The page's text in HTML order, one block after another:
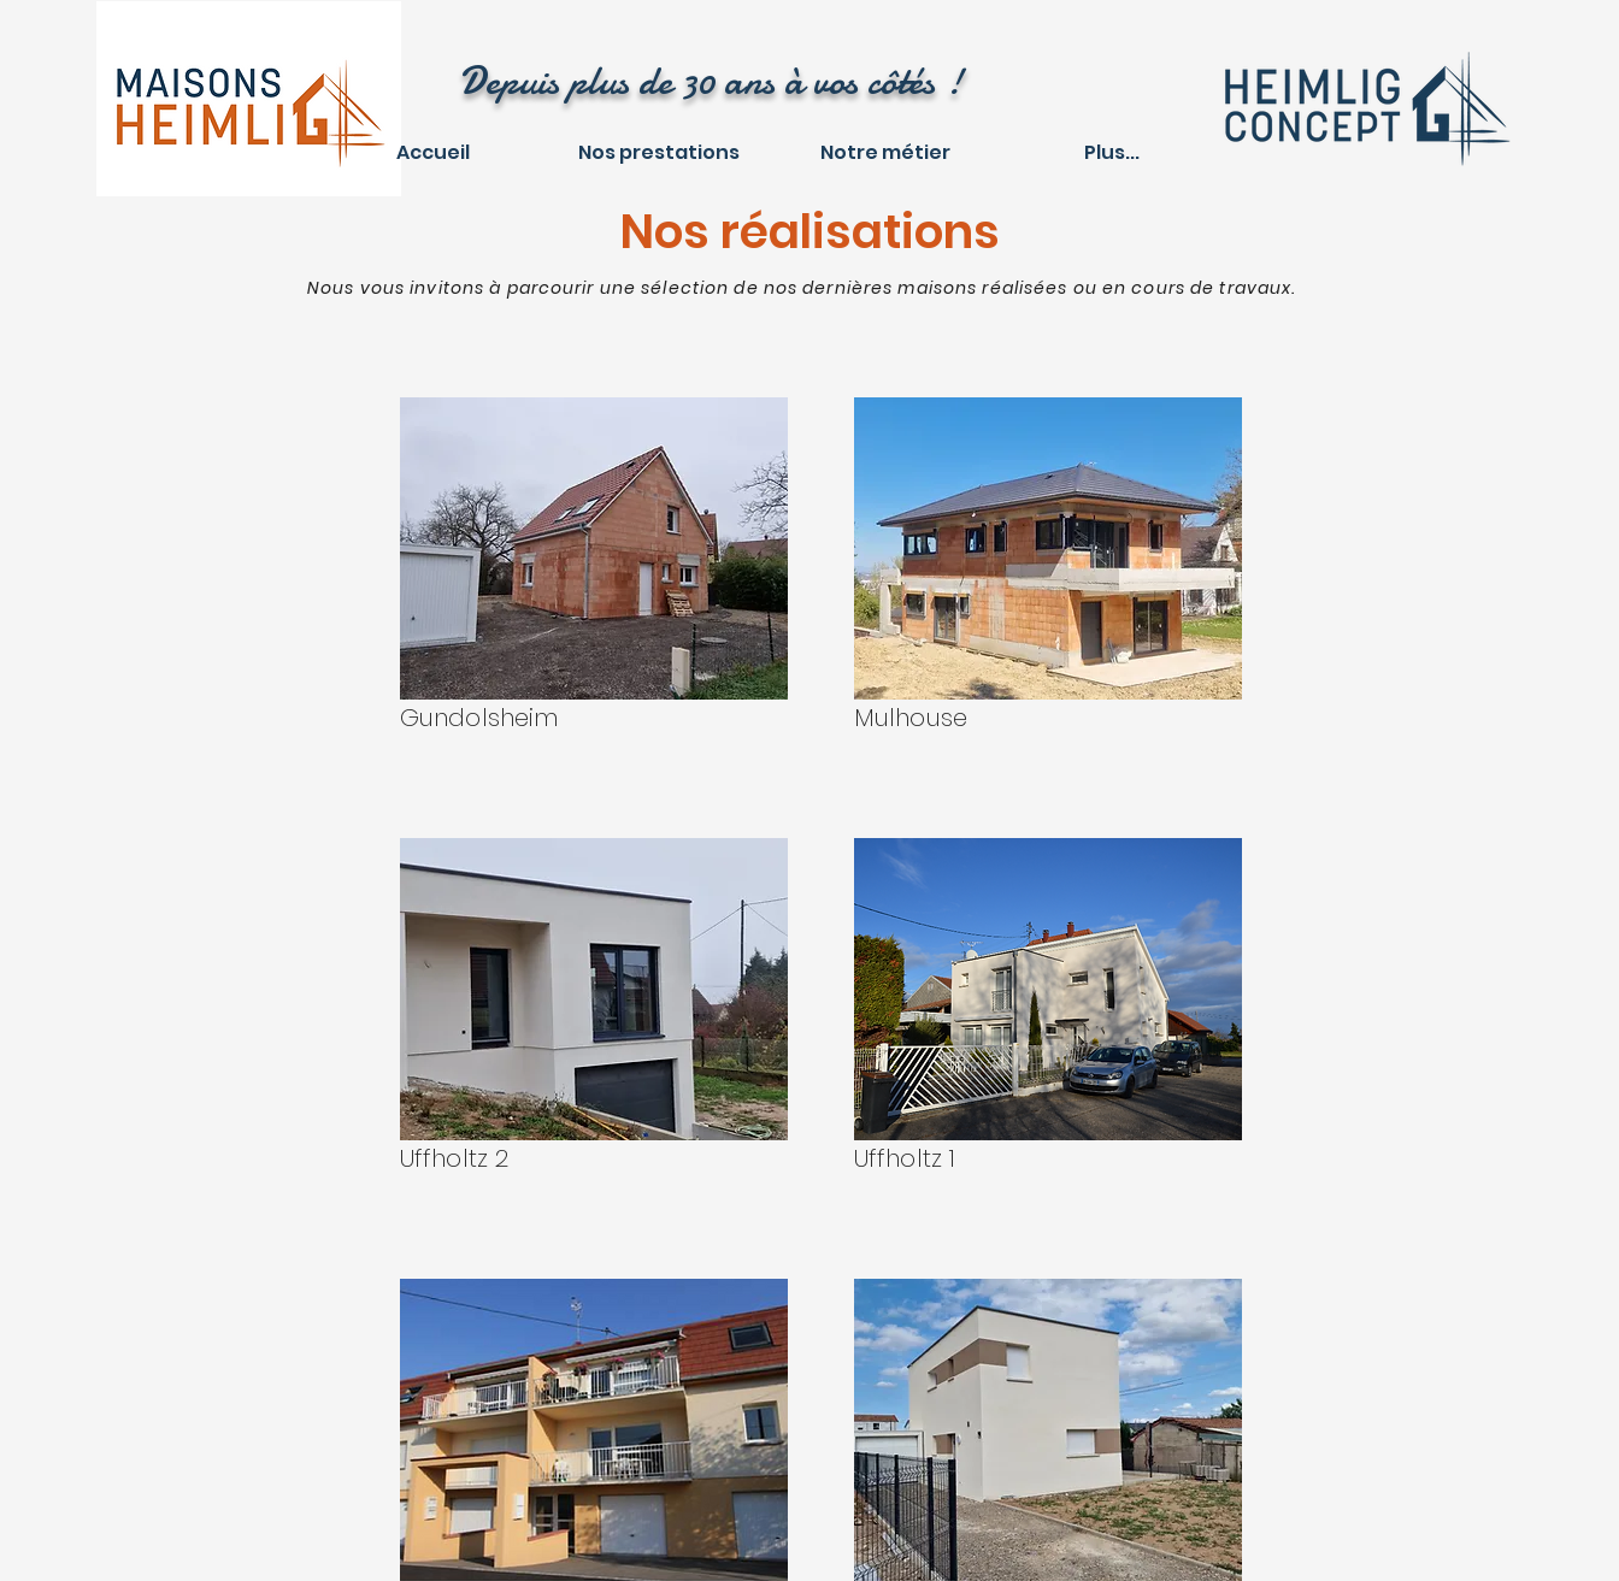
Depuis plus de 30 ans à vos côtés !
Accueil Nos prestations Notre métier Plus...
Nos réalisations
Nous vous invitons à parcourir une sélection de nos dernières maisons réalisées ou en cours de travaux.
Gundolsheim
Uffholtz 2
Mulhouse
Uffholtz 1